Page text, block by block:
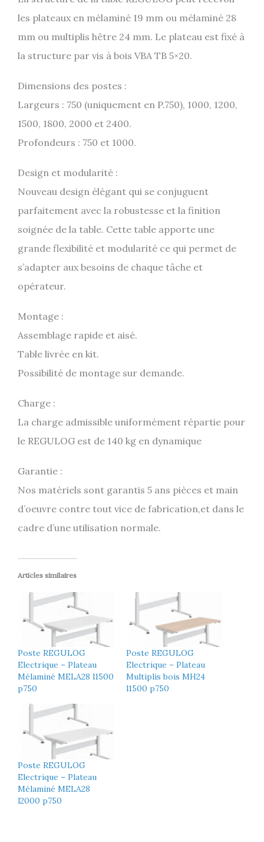
les plateaux en mélaminé 19 mm ou mélaminé 28
mm ou multiplis hêtre 24 mm. Le plateau est fixé à
la structure par vis à bois VBA TB 5×20.
Dimensions des postes :
Largeurs : 750 (uniquement en P.750), 1000, 1200,
1500, 1800, 2000 et 2400.
Profondeurs : 750 et 1000.
Design et modularité :
Nouveau design élégant qui se conjuguent
parfaitement avec la robustesse et la finition
soignée de la table. Cette table apporte une
grande flexibilité et modularité ce qui permet de
s’adapter aux besoins de chaque tâche et
opérateur.
Montage :
Assemblage rapide et aisé.
Table livrée en kit.
Possibilité de montage sur demande.
Charge :
La charge admissible uniformément répartie pour
le REGULOG est de 140 kg en dynamique
Garantie :
Nos matériels sont garantis 5 ans pièces et main
d’oeuvre contre tout vice de fabrication,et dans le
cadre d’une utilisation normale.
Articles similaires
Poste REGULOG
Electrique – Plateau
Mélaminé MELA28 l1500
p750
Poste REGULOG
Electrique – Plateau
Multiplis bois MH24
l1500 p750
Poste REGULOG
Electrique – Plateau
Mélaminé MELA28
l2000 p750